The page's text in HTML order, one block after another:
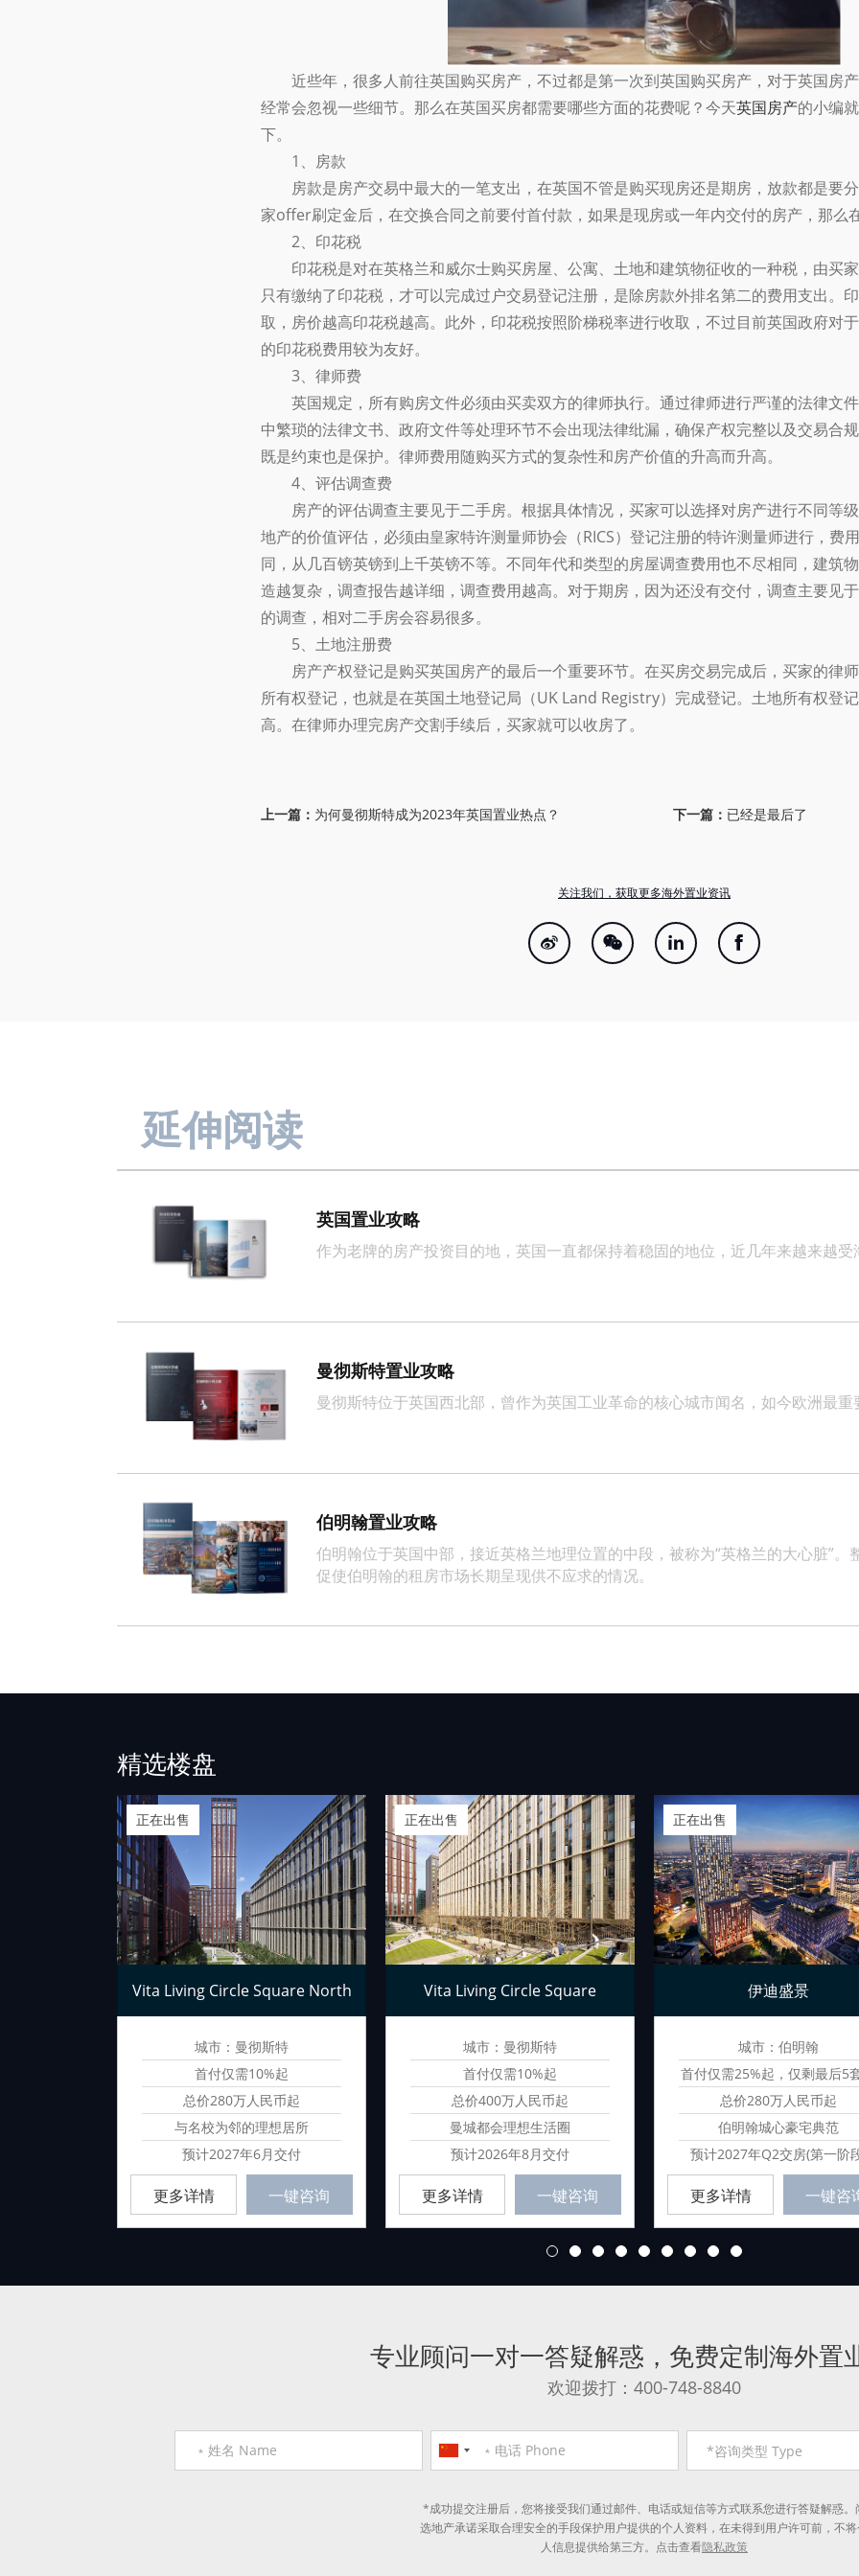
近些年，很多人前往英国购买房产，不过都是第一次到英国购买房产，对于英国房产
经常会忽视一些细节。那么在英国买房都需要哪些方面的花费呢？今天英国房产的小编
下。
1、房款
房款是房产交易中最大的一笔支出，在英国不管是购买现房还是期房，放款都是要
家offer刷定金后，在交换合同之前要付首付款，如果是现房或一年内交付的房产，那么
2、印花税
印花税是对在英格兰和威尔士购买房屋、公寓、土地和建筑物征收的一种税，由买家
只有缴纳了印花税，才可以完成过户交易登记注册，是除房款外排名第二的费用支出。
取，房价越高印花税越高。此外，印花税按照阶梯税率进行收取，不过目前英国政府对
的印花税费用较为友好。
3、律师费
英国规定，所有购房文件必须由买卖双方的律师执行。通过律师进行严谨的法律文
中繁琐的法律文书、政府文件等处理环节不会出现法律纰漏，确保产权完整以及交易合
既是约束也是保护。律师费用随购买方式的复杂性和房产价值的升高而升高。
4、评估调查费
房产的评估调查主要见于二手房。根据具体情况，买家可以选择对房产进行不同等
地产的价值评估，必须由皇家特许测量师协会（RICS）登记注册的特许测量师进行，费
同，从几百镑英镑到上千英镑不等。不同年代和类型的房屋调查费用也不尽相同，建筑
造越复杂，调查报告越详细，调查费用越高。对于期房，因为还没有交付，调查主要见
的调查，相对二手房会容易很多。
5、土地注册费
房产产权登记是购买英国房产的最后一个重要环节。在买房交易完成后，买家的律
所有权登记，也就是在英国土地登记局（UK Land Registry）完成登记。土地所有权登
高。在律师办理完房产交割手续后，买家就可以收房了。
上一篇： 为何曼彻斯特成为2023年英国置业热点？ 下一篇： 已经是最后了
关注我们，获取更多海外置业资讯
延伸阅读
英国置业攻略
作为老牌的房产投资目的地，英国一直都保持着稳固的地位，近几年来越来越受
曼彻斯特置业攻略
曼彻斯特位于英国西北部，曾作为英国工业革命的核心城市闻名，如今欧洲最重
伯明翰置业攻略
伯明翰位于英国中部，接近英格兰地理位置的中段，被称为“英格兰的大心脏”
促使伯明翰的租房市场长期呈现供不应求的情况。
精选楼盘
正在出售
Vita Living Circle Square North
城市：曼彻斯特
首付仅需10%起
总价280万人民币起
与名校为邻的理想居所
预计2027年6月交付
更多详情 一键咨询
正在出售
Vita Living Circle Square
城市：曼彻斯特
首付仅需10%起
总价400万人民币起
曼城都会理想生活圈
预计2026年8月交付
更多详情 一键咨询
正在出售
伊迪盛景
城市：伯明翰
首付仅需25%起，仅剩最后5
源
总价280万人民币起
伯明翰城心豪宅典范
预计2027年Q2交房(第一阶
更多详情 一键咨
3 4 5 6 7 8 9
专业顾问一对一答疑解惑 ， 免费定制海外置
欢迎拨打：400-748-8840
*成功提交注册后，您将接受我们通过邮件、电话或短信等方式联系您进行答疑解惑。
选地产承诺采取合理安全的手段保护用户提供的个人资料，在未得到用户许可前，不将
人信息提供给第三方。点击查看隐私政策